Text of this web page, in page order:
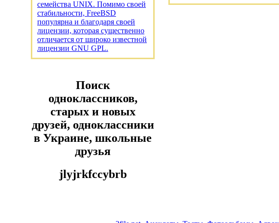
семейства UNIX. Помимо своей
стабильности, FreeBSD
популярна и благодаря своей
лицензии, которая существенно
отличается от широко известной
лицензии GNU GPL.
Поиск
одноклассников,
старых и новых
друзей, одноклассники
в Украине, школьные
друзья
jlyjrkfccybrb